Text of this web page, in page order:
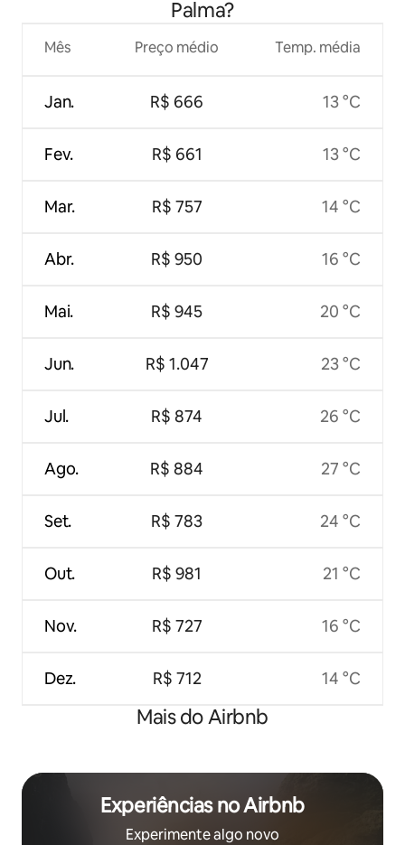
Palma?
Mês
Jan.
Fev.
Mar.
Abr.
Mai.
Jun.
Jul.
Ago.
Set.
Out.
Nov.
Dez.
Preço médio
R$ 666
R$ 661
R$ 757
R$ 950
R$ 945
R$ 1.047
R$ 874
R$ 884
R$ 783
R$ 981
R$ 727
R$ 712
Temp. média
13 °C
13 °C
14 °C
16 °C
20 °C
23 °C
26 °C
27 °C
24 °C
21 °C
16 °C
14 °C
Mais do Airbnb
Experiências no Airbnb
Experimente algo novo